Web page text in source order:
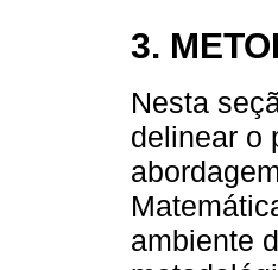
3.
Nesta
delinear o
ambiente